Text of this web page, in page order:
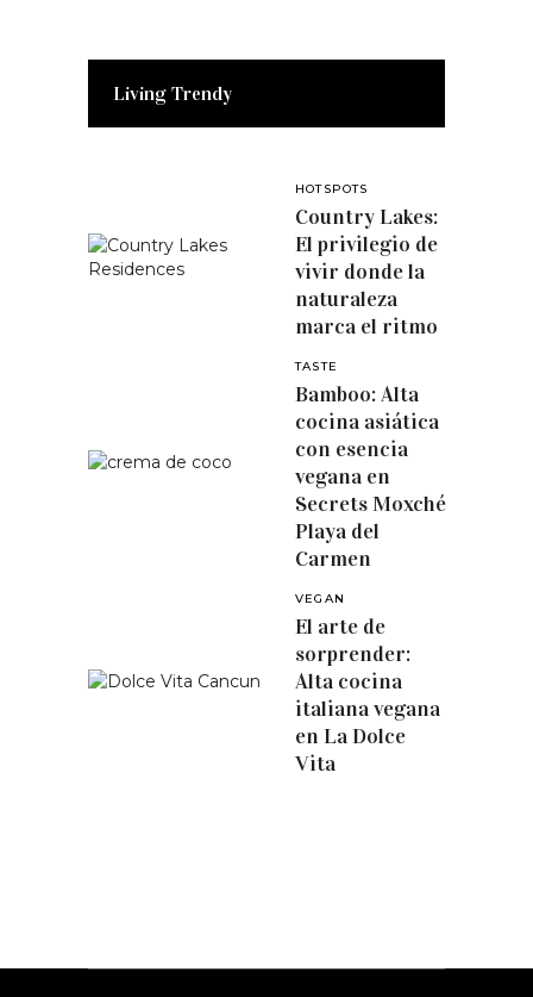
Living Trendy
HOTSPOTS
Country Lakes:
El privilegio de
vivir donde la
naturaleza
marca el ritmo
TASTE
Bamboo: Alta
cocina asiática
con esencia
vegana en
Secrets Moxché
Playa del
Carmen
VEGAN
El arte de
sorprender:
Alta cocina
italiana vegana
en La Dolce
Vita